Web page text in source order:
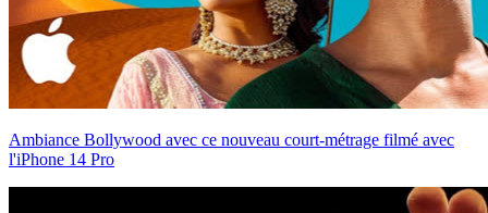
Ambiance Bollywood avec ce nouveau court-métrage filmé avec
l'iPhone 14 Pro